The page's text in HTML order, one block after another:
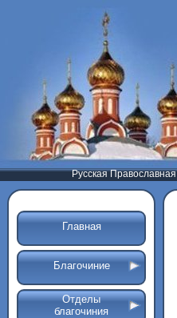
Русская
Главная
Благочиние
Отделы
благочиния